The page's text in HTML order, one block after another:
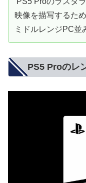
映像を描写するた
ミドルレンジPC並
PS5 Proのレ